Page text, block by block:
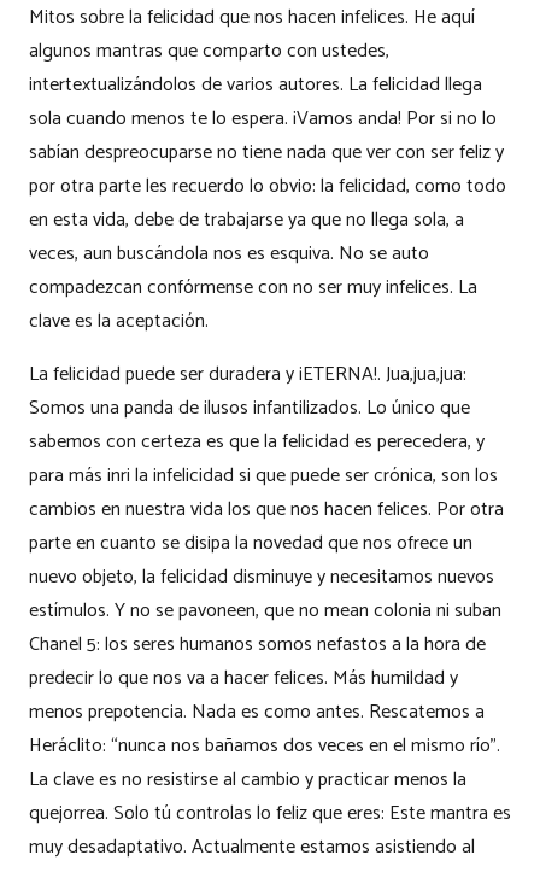
Mitos sobre la felicidad que nos hacen infelices. He aquí
algunos mantras que comparto con ustedes,
intertextualizándolos de varios autores. La felicidad llega
sola cuando menos te lo espera. ¡Vamos anda! Por si no lo
sabían despreocuparse no tiene nada que ver con ser feliz y
por otra parte les recuerdo lo obvio: la felicidad, como todo
en esta vida, debe de trabajarse ya que no llega sola, a
veces, aun buscándola nos es esquiva. No se auto
compadezcan confórmense con no ser muy infelices. La
clave es la aceptación.
La felicidad puede ser duradera y ¡ETERNA!. Jua,jua,jua:
Somos una panda de ilusos infantilizados. Lo único que
sabemos con certeza es que la felicidad es perecedera, y
para más inri la infelicidad si que puede ser crónica, son los
cambios en nuestra vida los que nos hacen felices. Por otra
parte en cuanto se disipa la novedad que nos ofrece un
nuevo objeto, la felicidad disminuye y necesitamos nuevos
estímulos. Y no se pavoneen, que no mean colonia ni suban
Chanel 5: los seres humanos somos nefastos a la hora de
predecir lo que nos va a hacer felices. Más humildad y
menos prepotencia. Nada es como antes. Rescatemos a
Heráclito: “nunca nos bañamos dos veces en el mismo río”.
La clave es no resistirse al cambio y practicar menos la
quejorrea. Solo tú controlas lo feliz que eres: Este mantra es
muy desadaptativo. Actualmente estamos asistiendo al